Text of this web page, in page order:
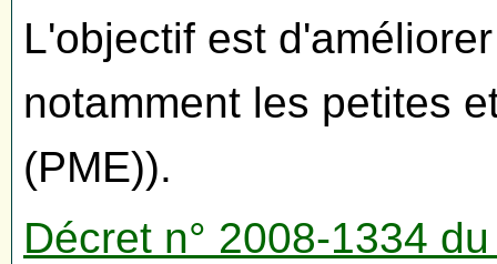
L'objectif est
notamment les petites
(PME)).
Décret n° 2008-1334